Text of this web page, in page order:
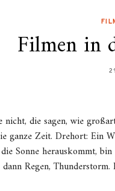
Filmen in
die sagen, wie
ganze Zeit. Drehort: Ein
Sonne herauskommt,
Regen,